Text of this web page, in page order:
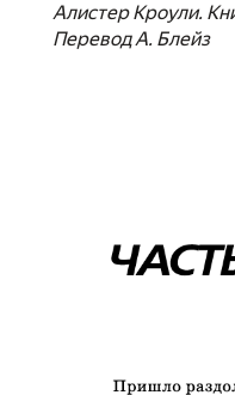
Алистер Кроули.
Перевод А. Блейз